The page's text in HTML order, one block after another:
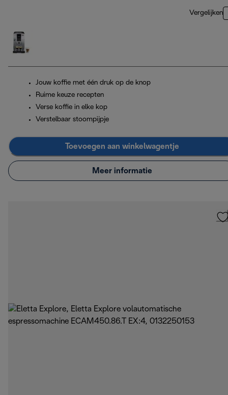
Vergelijken
Jouw koffie met één druk op de knop
Ruime keuze recepten
Verse koffie in elke kop
Verstelbaar stoompijpje
Toevoegen aan winkelwagentje
Meer informatie